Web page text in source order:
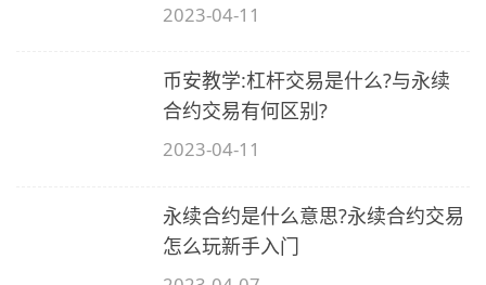
2023-04-11
币安教学:杠杆交易是什么?与永续
合约交易有何区别?
2023-04-11
永续合约是什么意思?永续合约交易
怎么玩新手入门